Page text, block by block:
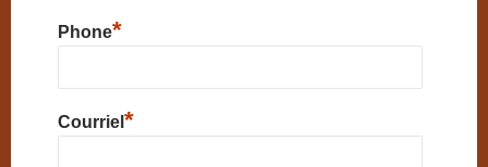
Phone*
Courriel *